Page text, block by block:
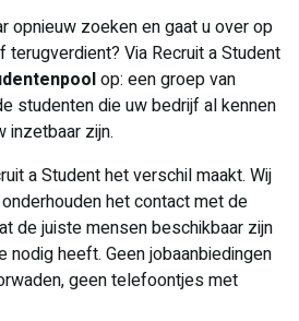
opnieuw zoeken en gaat u over op
Via Recruit a Student
op: een groep van
studenten die uw bedrijf al kennen
inzetbaar zijn.
a Student het verschil maakt. Wij
het contact met de
de juiste mensen beschikbaar zijn
nodig heeft. Geen jobaanbiedingen
geen telefoontjes met